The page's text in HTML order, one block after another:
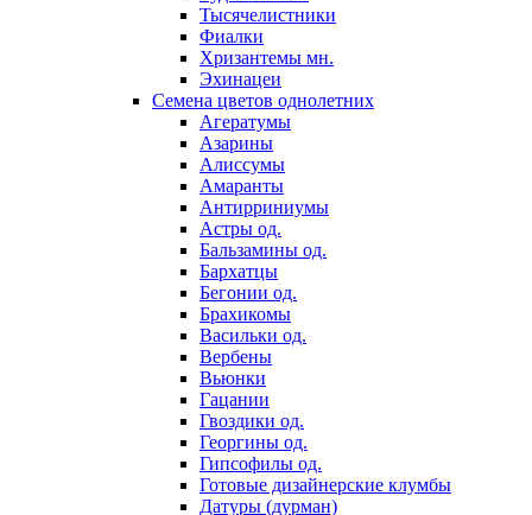
Тысячелистники
Фиалки
Хризантемы мн.
Эхинацеи
Семена цветов однолетних
Агератумы
Азарины
Алиссумы
Амаранты
Антирриниумы
Астры од.
Бальзамины од.
Бархатцы
Бегонии од.
Брахикомы
Васильки од.
Вербены
Вьюнки
Гацании
Гвоздики од.
Георгины од.
Гипсофилы од.
Готовые дизайнерские клумбы
Датуры (дурман)